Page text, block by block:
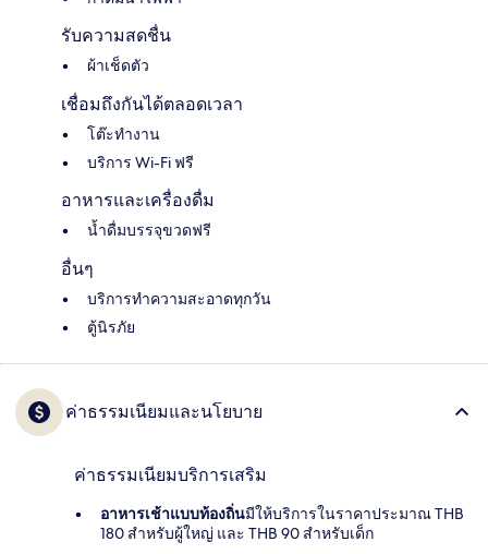
รับความสดชื่น
ผ้าเช็ดตัว
เชื่อมถึงกันได้ตลอดเวลา
โต๊ะทำงาน
บริการ Wi-Fi ฟรี
อาหารและเครื่องดื่ม
น้ำดื่มบรรจุขวดฟรี
อื่นๆ
บริการทำความสะอาดทุกวัน
ตู้นิรภัย
ค่าธรรมเนียมและนโยบาย
ค่าธรรมเนียมบริการเสริม
อาหารเช้าแบบท้องถิ่นมีให้บริการในราคาประมาณ THB
180 สำหรับผู้ใหญ่ และ THB 90 สำหรับเด็ก